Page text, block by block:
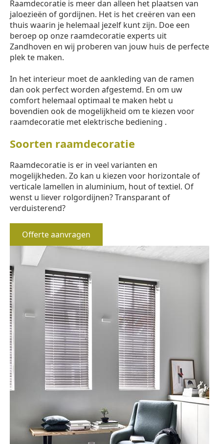
Raamdecoratie is meer dan alleen het plaatsen van
jaloezieën of gordijnen. Het is het creëren van een
thuis waarin je helemaal jezelf kunt zijn. Doe een
beroep op onze raamdecoratie experts uit
Zandhoven en wij proberen van jouw huis de perfecte
plek te maken.
In het interieur moet de aankleding van de ramen
dan ook perfect worden afgestemd. En om uw
comfort helemaal optimaal te maken hebt u
bovendien ook de mogelijkheid om te kiezen voor
raamdecoratie met elektrische bediening .
Soorten raamdecoratie
Raamdecoratie is er in veel varianten en
mogelijkheden. Zo kan u kiezen voor horizontale of
verticale lamellen in aluminium, hout of textiel. Of
wenst u liever rolgordijnen? Transparant of
verduisterend?
Offerte aanvragen